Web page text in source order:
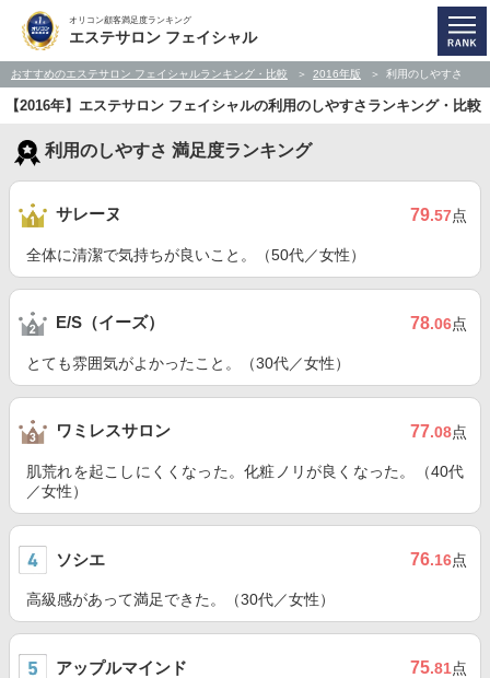
オリコン顧客満足度ランキング
エステサロン フェイシャル
おすすめのエステサロン フェイシャルランキング・比較 2016年版 利用のしやすさ
【2016年】エステサロン フェイシャルの利用のしやすさランキング・比較
利用のしやすさ 満足度ランキング
サレーヌ 79.57点
全体に清潔で気持ちが良いこと。（50代／女性）
E/S（イーズ） 78.06点
とても雰囲気がよかったこと。（30代／女性）
ワミレスサロン 77.08点
肌荒れを起こしにくくなった。化粧ノリが良くなった。（40代
／女性）
ソシエ 76.16点
高級感があって満足できた。（30代／女性）
アップルマインド 75.81点